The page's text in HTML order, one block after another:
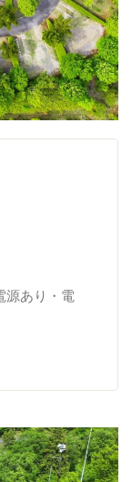
源あり・電